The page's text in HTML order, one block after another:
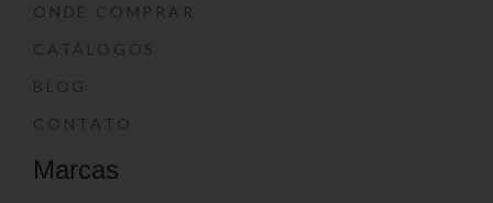
ONDE COMPRAR
CATÁLOGOS
BLOG
CONTATO
Marcas